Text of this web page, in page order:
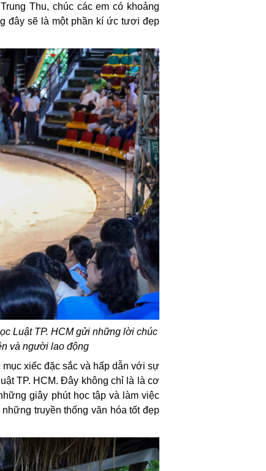
Thu, chúc các em có khoảng
đây sẽ là một phần kí ức tươi đẹp
Luật TP. HCM gửi những lời chúc
và người lao động
xiếc đặc sắc và hấp dẫn với sự
TP. HCM. Đây không chỉ là là cơ
giây phút học tập và làm việc
truyền thống văn hóa tốt đẹp